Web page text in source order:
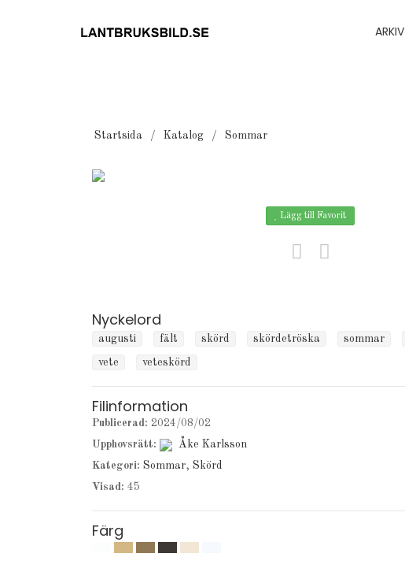
ARKIV
Startsida Katalog Sommar
Lägg till Favorit
Nyckelord
augusti fält skörd skördetröska sommar
vete veteskörd
Filinformation
Publicerad: 2024/08/02
Upphovsrätt:
Åke Karlsson
Kategori: Sommar, Skörd
Visad: 45
Färg